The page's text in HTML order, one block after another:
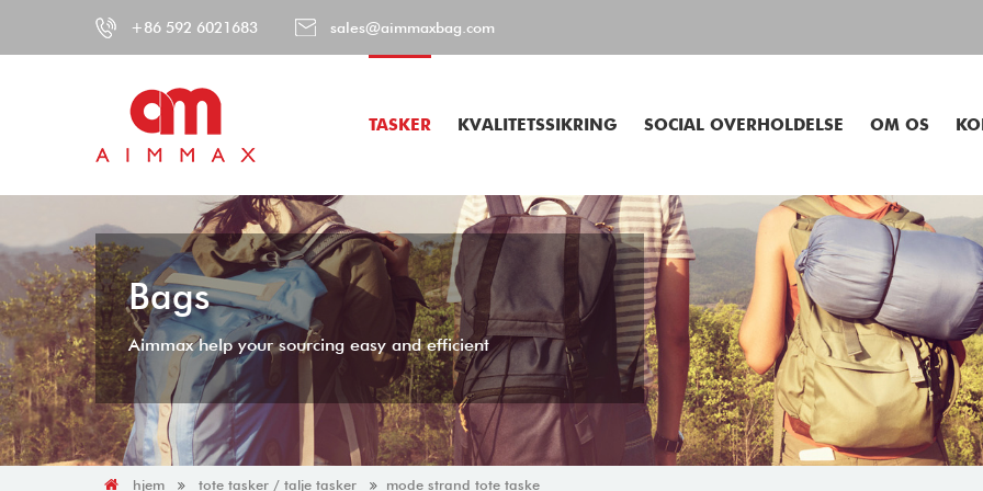
+86 592 6021683 sales@aimmaxbag.com
TASKER KVALITETSSIKRING SOCIAL OVERHOLDELSE OM OS
Bags
Aimmax help your sourcing easy and efficient
hjem tote tasker / talje tasker mode strand tote taske